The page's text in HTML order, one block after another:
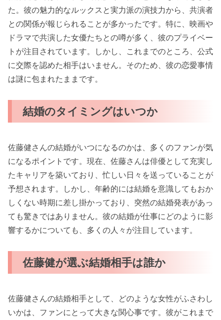
た。彼の魅力的なルックスと実力派の演技力から、共演者
との関係が報じられることが多かったです。特に、映画や
ドラマで共演した女優たちとの噂が多く、彼のプライベー
トが注目されています。しかし、これまでのところ、公式
に交際を認めた相手はいません。そのため、彼の恋愛事情
は謎に包まれたままです。
結婚のタイミングはいつか
佐藤健さんの結婚がいつになるのかは、多くのファンが気
になるポイントです。現在、佐藤さんは俳優として充実し
たキャリアを築いており、忙しい日々を送っていることが
予想されます。しかし、年齢的には結婚を意識してもおか
しくない時期に差し掛かっており、突然の結婚発表があっ
ても驚きではありません。彼の結婚が仕事にどのように影
響するかについても、多くの人々が注目しています。
佐藤健が選ぶ結婚相手は誰か
佐藤健さんの結婚相手として、どのような女性がふさわし
いかは、ファンにとって大きな関心事です。彼がこれまで